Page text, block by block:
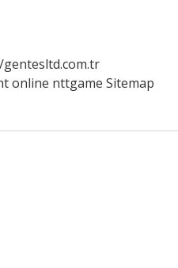
online nttgame Sitemap